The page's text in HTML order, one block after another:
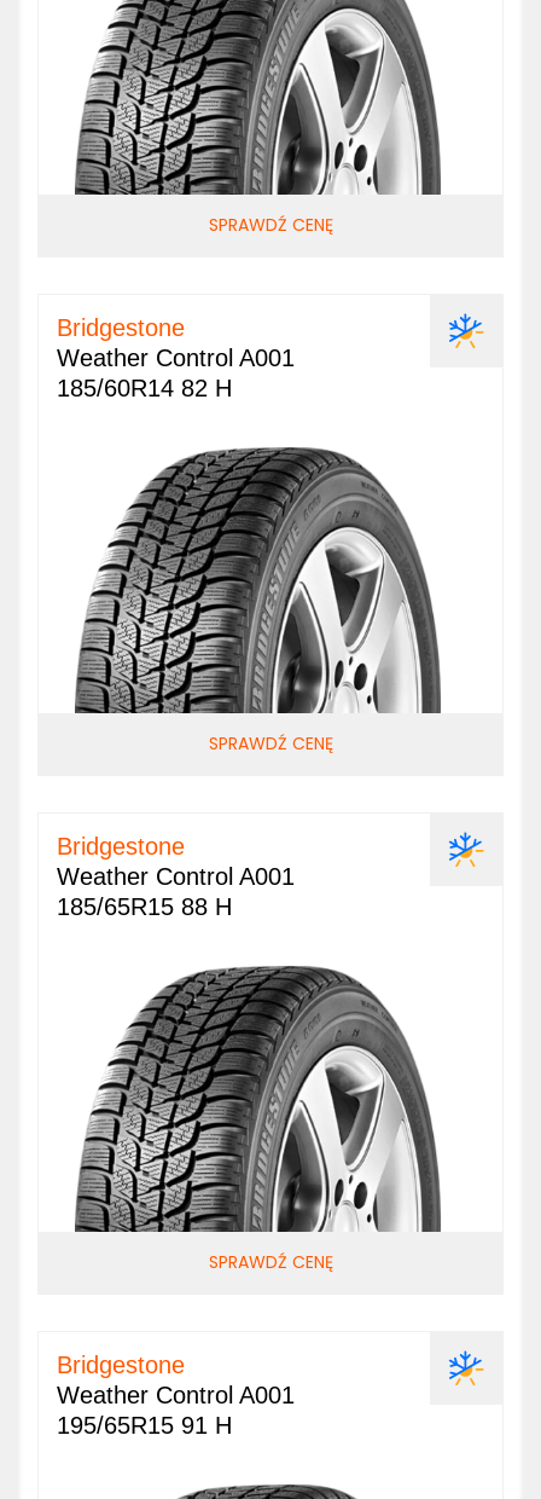
SPRAWDŹ CENĘ
Bridgestone
Weather Control A001
185/60R14 82 H
SPRAWDŹ CENĘ
Bridgestone
Weather Control A001
185/65R15 88 H
SPRAWDŹ CENĘ
Bridgestone
Weather Control A001
195/65R15 91 H